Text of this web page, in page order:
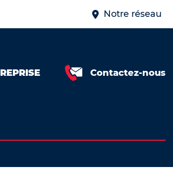
Notre réseau
REPRISE Contactez-nous